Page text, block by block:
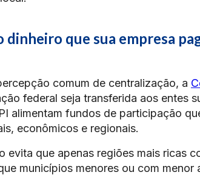
dinheiro que sua empresa
comum de centralização, a
federal seja transferida aos entes
alimentam fundos de participação
econômicos e regionais.
evita que apenas regiões mais ricas
municípios menores ou com